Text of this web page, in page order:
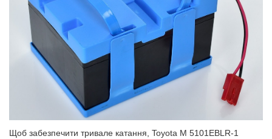
Щоб забезпечити тривале катання, Toyota M 5101EBLR-1